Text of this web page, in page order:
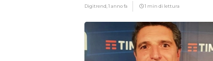
Digitrend,1 anno fa 1 min di lettura